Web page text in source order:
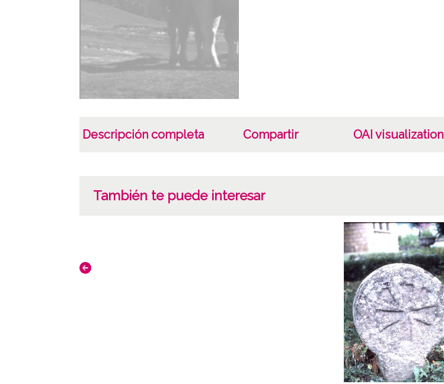
Descripción completa Compartir OAI visualization
También te puede interesar